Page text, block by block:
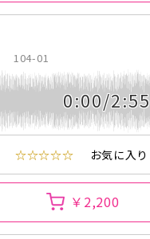
104-01
0:00/2:55
☆☆☆☆☆ お気に入り
￥2,200